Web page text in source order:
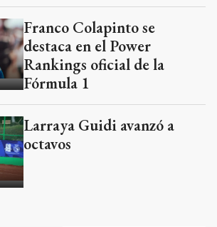
Franco Colapinto se
destaca en el Power
Rankings oficial de la
Fórmula 1
Larraya Guidi avanzó a
octavos